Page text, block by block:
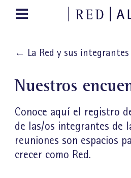
← La Red y sus integrantes
Nuestros
Conoce aquí el registro
de las/os integrantes de
reuniones son espacios
crecer como Red.